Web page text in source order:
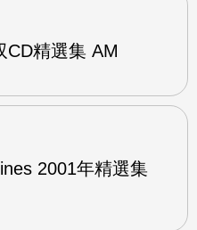
CD精選集 AM
2001年精選集